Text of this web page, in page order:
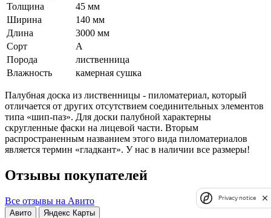
Толщина
45 мм
Ширина
140 мм
Длина
3000 мм
Сорт
А
Порода
лиственница
Влажность
камерная сушка
Палубная доска из лиственницы - пиломатериал, который
отличается от других отсутствием соединительных элементов
типа «шип-паз». Для доски палубной характерны
скругленные фаски на лицевой части. Вторым
распространенным названием этого вида пиломатериалов
является термин «гладкант». У нас в наличии все размеры!
Отзывы покупателей
Все отзывы на Авито
Авито Яндекс Карты
Privacy notice